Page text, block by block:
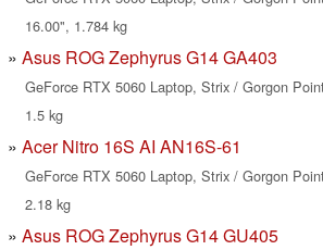
16.00", 1.784 kg
Asus ROG Zephyrus G14 GA403
GeForce RTX 5060 Laptop, Strix / Gorgon
1.5 kg
Acer Nitro 16S AI AN16S-61
GeForce RTX 5060 Laptop, Strix / Gorgon
2.18 kg
Asus ROG Zephyrus G14 GU405